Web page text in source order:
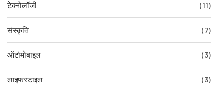
टेक्नोलॉजी (11)
संस्कृति (7)
ऑटोमोबाइल (3)
लाइफस्टाइल (3)